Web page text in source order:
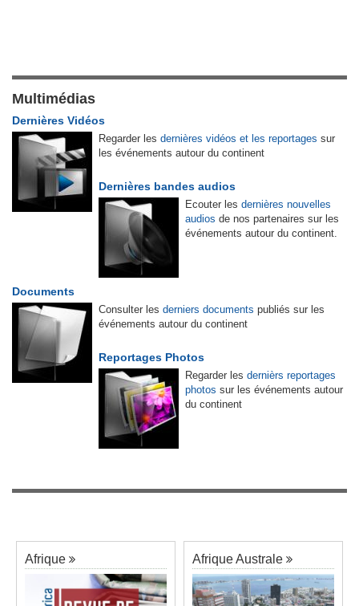
Multimédias
Dernières Vidéos
Regarder les dernières vidéos et les reportages sur
les événements autour du continent
Dernières bandes audios
Ecouter les dernières nouvelles
audios de nos partenaires sur les
événements autour du continent.
Documents
Consulter les derniers documents publiés sur les
événements autour du continent
Reportages Photos
Regarder les dernièrs reportages
photos sur les événements autour
du continent
Afrique Afrique Australe